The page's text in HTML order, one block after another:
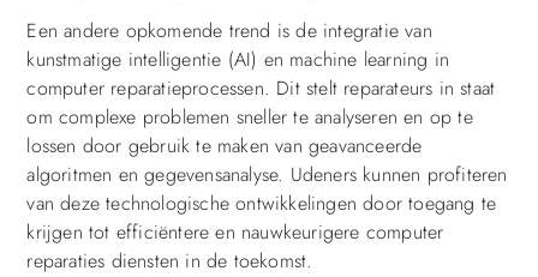
Een andere opkomende trend is de integratie van
kunstmatige intelligentie (AI) en machine learning in
computer reparatieprocessen. Dit stelt reparateurs in staat
om complexe problemen sneller te analyseren en op te
lossen door gebruik te maken van geavanceerde
algoritmen en gegevensanalyse. Udeners kunnen profiteren
van deze technologische ontwikkelingen door toegang te
krijgen tot efficiëntere en nauwkeurigere computer
reparaties diensten in de toekomst.